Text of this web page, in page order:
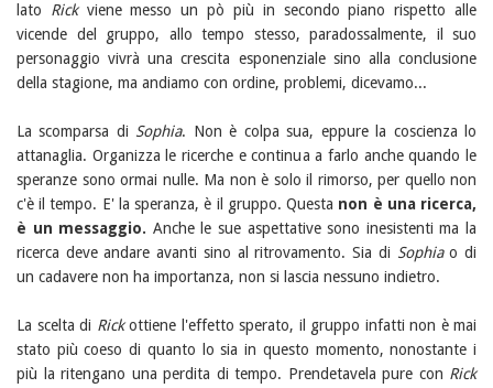
lato Rickviene messo un pò più in secondo piano rispetto alle
vicende del gruppo, allo tempo stesso, paradossalmente, il suo
personaggio vivrà una crescita esponenziale sino alla conclusione
della stagione, ma andiamo con ordine, problemi, dicevamo...
La scomparsa di Sophia. Non è colpa sua, eppure la coscienza lo
attanaglia. Organizza le ricerche e continua a farlo anche quando le
speranze sono ormai nulle. Ma non è solo il rimorso, per quello non
c'è il tempo. E' la speranza, è il gruppo. Questa non è una ricerca,
è un messaggio. Anche le sue aspettative sono inesistenti ma la
ricerca deve andare avanti sino al ritrovamento. Sia di Sophiao di
un cadavere non ha importanza, non si lascia nessuno indietro.
La scelta di Rickottiene l'effetto sperato, il gruppo infatti non è mai
stato più coeso di quanto lo sia in questo momento, nonostante i
più la ritengano una perdita di tempo. Prendetavela pure con Rick